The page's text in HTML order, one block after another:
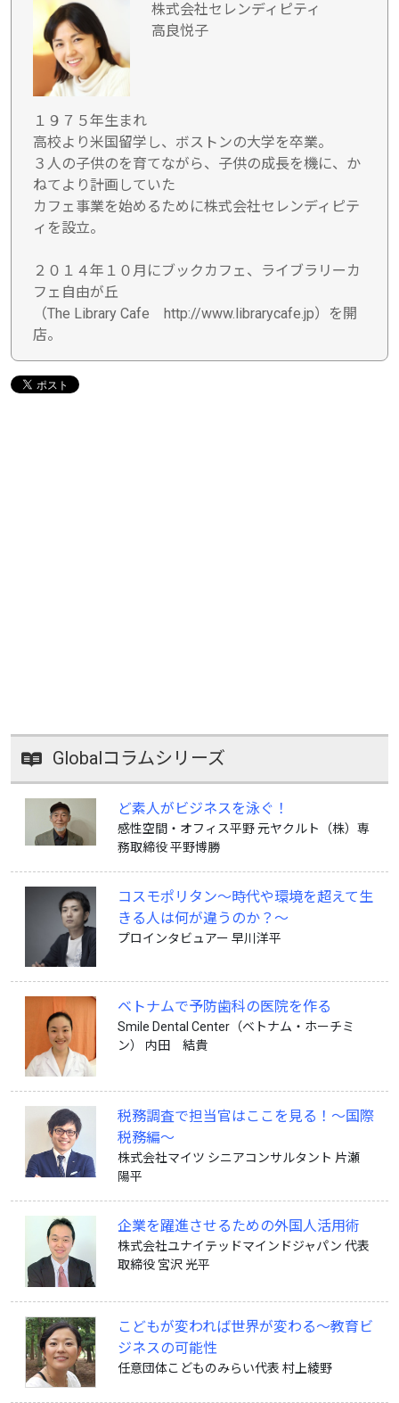
株式会社セレンディピティ
高良悦子
１９７５年生まれ
高校より米国留学し、ボストンの大学を卒業。
３人の子供のを育てながら、子供の成長を機に、か
ねてより計画していた
カフェ事業を始めるために株式会社セレンディピテ
ィを設立。
２０１４年１０月にブックカフェ、ライブラリーカ
フェ自由が丘
（The Library Cafe http://www.librarycafe.jp）を開
店。
Globalコラムシリーズ
ど素人がビジネスを泳ぐ！
感性空間・オフィス平野 元ヤクルト（株）専
務取締役 平野博勝
コスモポリタン〜時代や環境を超えて生
きる人は何が違うのか？〜
プロインタビュアー 早川洋平
ベトナムで予防歯科の医院を作る
Smile Dental Center（ベトナム・ホーチミ
ン） 内田 結貴
税務調査で担当官はここを見る！～国際
税務編～
株式会社マイツ シニアコンサルタント 片瀬
陽平
企業を躍進させるための外国人活用術
株式会社ユナイテッドマインドジャパン 代表
取締役 宮沢 光平
こどもが変われば世界が変わる〜教育ビ
ジネスの可能性
任意団体こどものみらい代表 村上綾野